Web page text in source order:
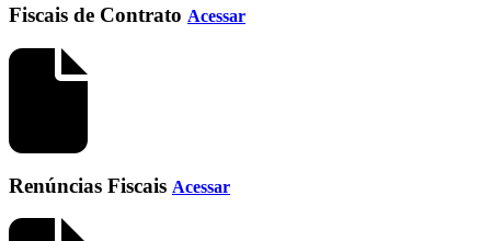
Fiscais de Contrato Acessar
Renúncias Fiscais Acessar